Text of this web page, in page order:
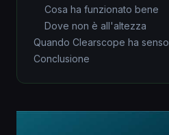
Cosa ha funzionato bene
Dove non è all'altezza
Quando Clearscope ha senso
Conclusione